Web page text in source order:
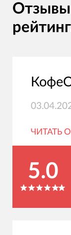
Отзывы
ЧИТАТЬ
5.0